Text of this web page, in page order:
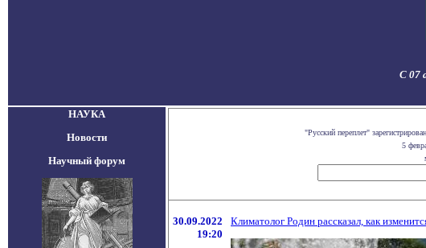
С 07
НАУКА
Новости
Научный форум
"Русский переплет"
5
30.09.2022
19:20
Климатолог Родин рассказал, как